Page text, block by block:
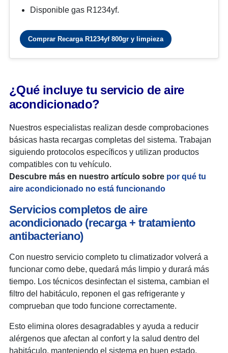
Disponible gas R1234yf.
Comprar Recarga R1234yf 800gr y limpieza
¿Qué incluye tu servicio de aire
acondicionado?
Nuestros especialistas realizan desde comprobaciones
básicas hasta recargas completas del sistema. Trabajan
siguiendo protocolos específicos y utilizan productos
compatibles con tu vehículo.
Descubre más en nuestro artículo sobre por qué tu
aire acondicionado no está funcionando
Servicios completos de aire
acondicionado (recarga + tratamiento
antibacteriano)
Con nuestro servicio completo tu climatizador volverá a
funcionar como debe, quedará más limpio y durará más
tiempo. Los técnicos desinfectan el sistema, cambian el
filtro del habitáculo, reponen el gas refrigerante y
comprueban que todo funcione correctamente.
Esto elimina olores desagradables y ayuda a reducir
alérgenos que afectan al confort y la salud dentro del
habitáculo, manteniendo el sistema en buen estado.